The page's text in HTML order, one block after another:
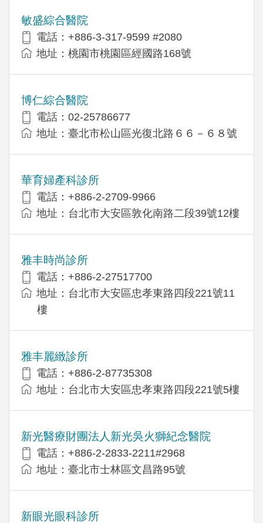
敏盛綜合醫院
電話：+886-3-317-9599 #2080
地址：桃園市桃園區經國路168號
博仁綜合醫院
電話：02-25786677
地址：臺北市松山區光復北路６６－６８號
華育婦產科診所
電話：+886-2-2709-9966
地址：台北市大安區敦化南路二段39號12樓
雅丰時尚診所
電話：+886-2-27517700
地址：台北市大安區忠孝東路四段221號11
樓
雅丰麗緻診所
電話：+886-2-87735308
地址：台北市大安區忠孝東路四段221號5樓
新光醫療財團法人新光吳火獅紀念醫院
電話：+886-2-2833-2211#2968
地址：臺北市士林區文昌路95號
新眼光眼科診所